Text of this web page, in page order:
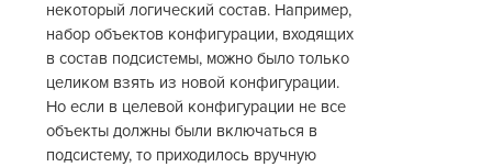
некоторый логический состав. Например,
набор объектов конфигурации, входящих
в состав подсистемы, можно было только
целиком взять из новой конфигурации.
Но если в целевой конфигурации не все
объекты должны были включаться в
подсистему, то приходилось вручную